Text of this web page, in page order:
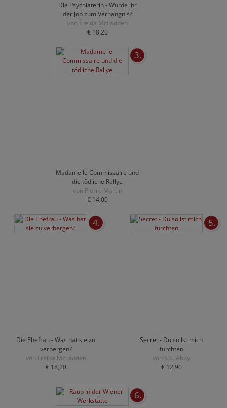
Die Psychiaterin - Wurde ihr
der Job zum Verhängnis?
von Freida McFadden
€ 18,20
3.
Madame le Commissaire und
die tödliche Rallye
von Pierre Martin
€ 14,00
4.
Die Ehefrau - Was hat sie zu
verbergen?
von Freida McFadden
€ 18,20
5.
Secret - Du sollst mich
fürchten
von S.T. Abby
€ 12,90
6.